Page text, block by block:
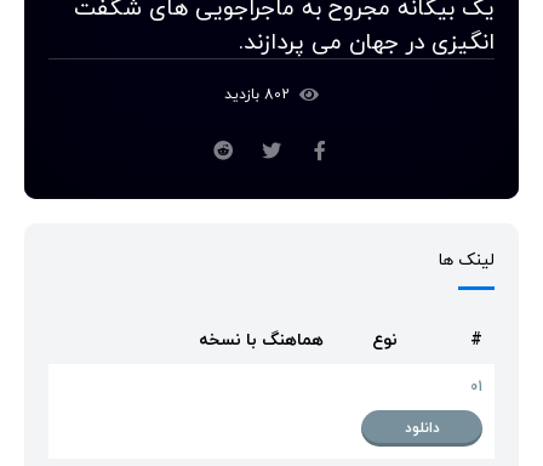
انگیزی در جهان می پردازند.
لینک ها
# نوع هماهنگ با نسخه
01
دانلود